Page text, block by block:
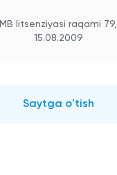
MB litsenziyasi raqami 79,
15.08.2009
Saytga o'tish